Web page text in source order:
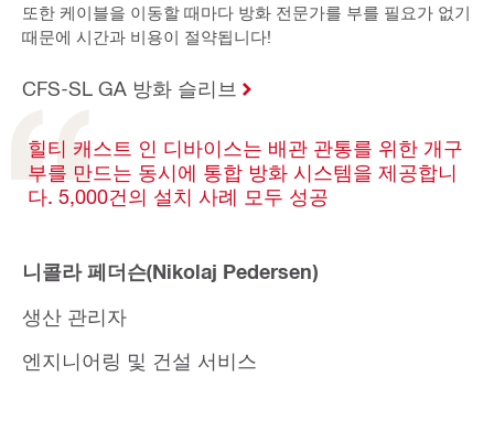
또한 케이블을 이동할 때마다 방화 전문가를 부를 필요가 없기
때문에 시간과 비용이 절약됩니다!
CFS-SL GA 방화 슬리브
힐티 캐스트 인 디바이스는 배관 관통를 위한 개구
부를 만드는 동시에 통합 방화 시스템을 제공합니
다. 5,000건의 설치 사례 모두 성공
니콜라 페더슨(Nikolaj Pedersen)
생산 관리자
엔지니어링 및 건설 서비스